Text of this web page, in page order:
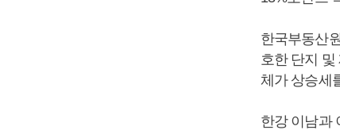
한국부동산
호한 단지 및
체가 상승세
한강 이남과